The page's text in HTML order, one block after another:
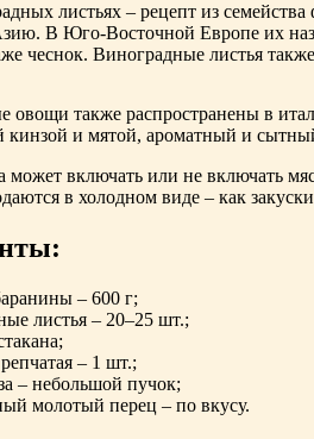
листьях – рецепт из
В Юго-Восточной Европе их
чеснок. Виноградные листья
также распространены в
кинзой и мятой, ароматный и
может включать или не включать
в холодном виде – как
– 600 г;
листья – 20–25 шт.;
– 1 шт.;
– небольшой пучок;
молотый перец – по вкусу.